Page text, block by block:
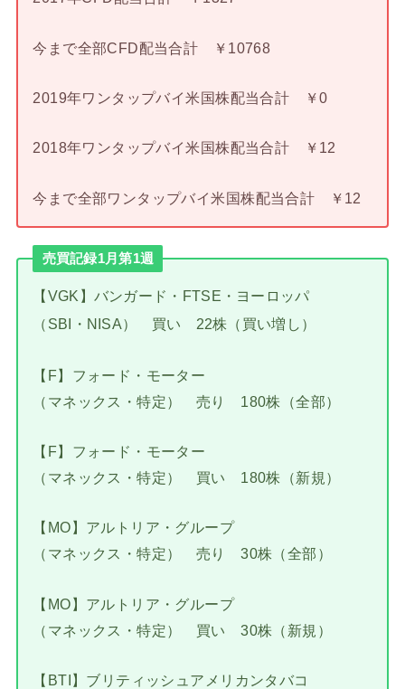
今まで全部CFD配当合計 ￥10768
2019年ワンタップバイ米国株配当合計 ￥0
2018年ワンタップバイ米国株配当合計 ￥12
今まで全部ワンタップバイ米国株配当合計 ￥12
売買記録1月第1週
【VGK】バンガード・FTSE・ヨーロッパ
（SBI・NISA） 買い 22株（買い増し）
【F】フォード・モーター
（マネックス・特定） 売り 180株（全部）
【F】フォード・モーター
（マネックス・特定） 買い 180株（新規）
【MO】アルトリア・グループ
（マネックス・特定） 売り 30株（全部）
【MO】アルトリア・グループ
（マネックス・特定） 買い 30株（新規）
【BTI】ブリティッシュアメリカンタバコ